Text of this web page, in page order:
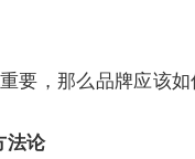
要，那么品牌应该
法论